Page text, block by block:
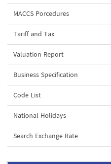
MACCS Porcedures
Tariff and Tax
Valuation Report
Business Specification
Code List
National Holidays
Search Exchange Rate